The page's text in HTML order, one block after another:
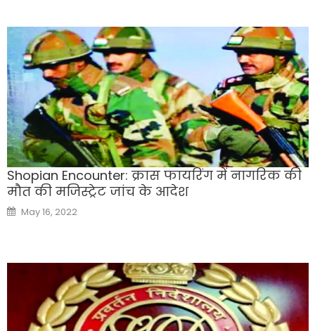
Shopian Encounter: क्रास फायरिंग में नागरिक की
मौत की मजिस्ट्रेट जांच के आदेश
Posted
on
May 16, 2022